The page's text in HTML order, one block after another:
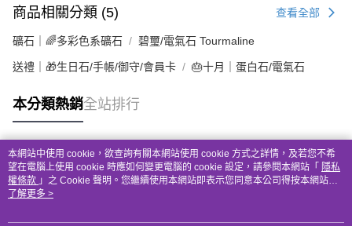
商品相關分類 (5) 查看全部
礦石｜🌈多彩色系礦石 碧璽/電氣石 Tourmaline
送禮｜🎁生日石/手帳/御守/會員卡 🎂十月｜蛋白石/電氣石
本分類熱銷全站排行
熱門標籤
本網站中使用 cookie，欲查詢有關本網站使用 cookie 方式之詳情，及若您不希
望在電腦上使用 cookie 時應如何變更電腦的 cookie 設定，請參閱本網站「 隱私
權條款 」之 Cookie 聲明。您繼續使用本網站即表示您同意本公司得按本網站使
用條款之 Cookie 聲明使用 cookie。
了解更多 >